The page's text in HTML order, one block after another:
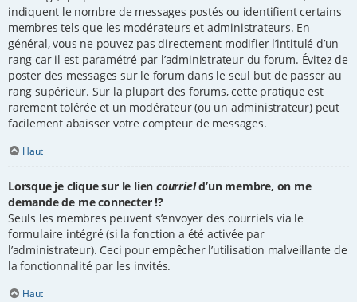
indiquent le nombre de messages postés ou identifient certains
membres tels que les modérateurs et administrateurs. En
général, vous ne pouvez pas directement modifier l’intitulé d’un
rang car il est paramétré par l’administrateur du forum. Évitez de
poster des messages sur le forum dans le seul but de passer au
rang supérieur. Sur la plupart des forums, cette pratique est
rarement tolérée et un modérateur (ou un administrateur) peut
facilement abaisser votre compteur de messages.
Haut
Lorsque je clique sur le lien courrield’un membre, on me
demande de me connecter !?
Seuls les membres peuvent s’envoyer des courriels via le
formulaire intégré (si la fonction a été activée par
l’administrateur). Ceci pour empêcher l’utilisation malveillante de
la fonctionnalité par les invités.
Haut